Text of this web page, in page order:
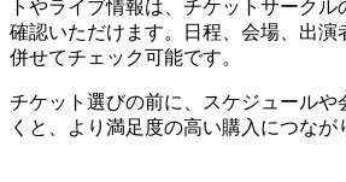
トやライブ情報は、チケットサーク
確認いただけます。日程、会場、出演
併せてチェック可能です。
チケット選びの前に、スケジュールや
くと、より満足度の高い購入につなが